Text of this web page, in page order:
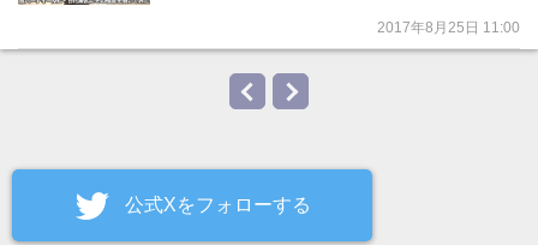
2017年8月25日 11:00
公式Xをフォローする